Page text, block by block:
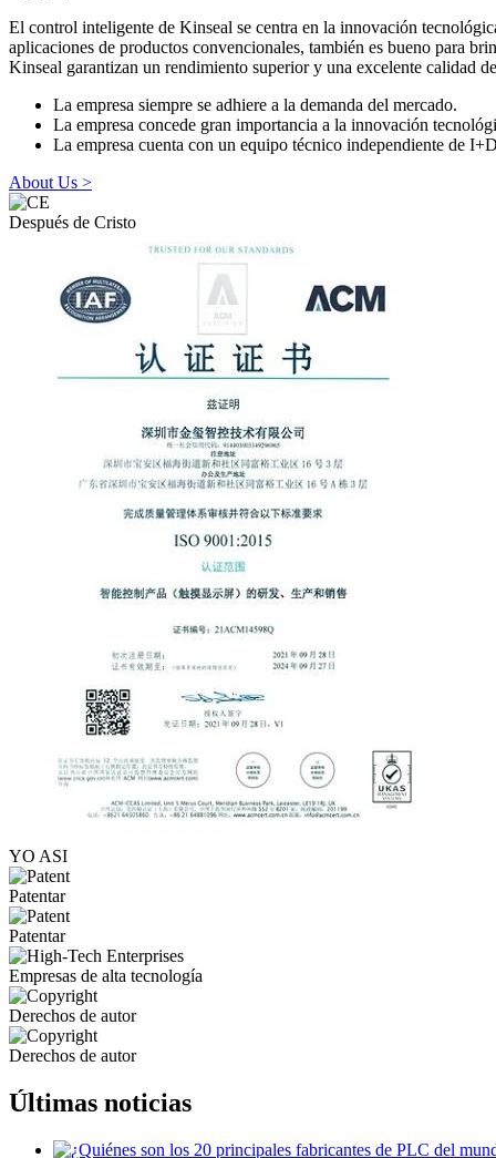
El control inteligente de Kinseal se centra en la innovación
aplicaciones de productos convencionales, también es bueno para
Kinseal garantizan un rendimiento superior y una excelente calidad
La empresa siempre se adhiere a la demanda del mercado.
La empresa concede gran importancia a la innovación
La empresa cuenta con un equipo técnico independiente de
About Us >
Después de Cristo
YO ASI
Patentar
Patentar
Empresas de alta tecnología
Derechos de autor
Derechos de autor
Últimas noticias